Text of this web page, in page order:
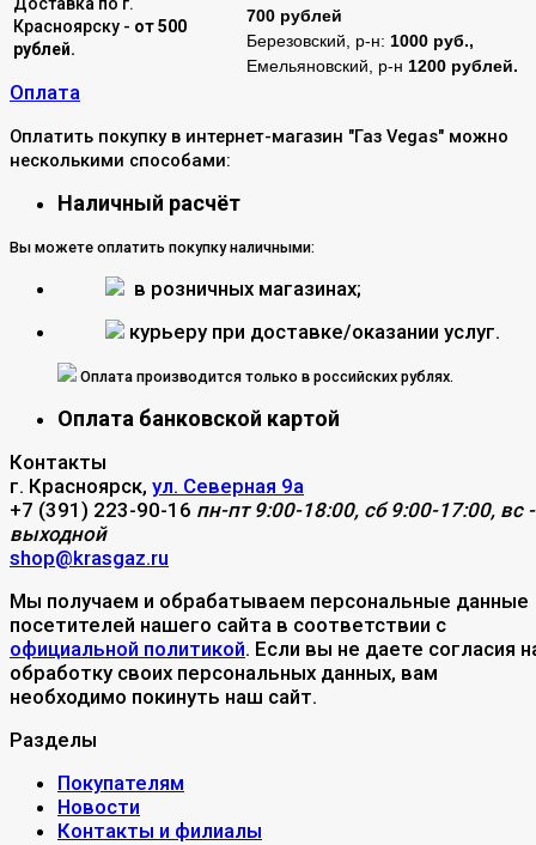
Красноярску - от 500
рублей.
700 рублей
Березовский, р-н: 1000 руб.,
Емельяновский, р-н 1200 рублей.
Оплата
Оплатить покупку в интернет-магазин "Газ Vegas" можно
несколькими способами:
Наличный расчёт
Вы можете оплатить покупку наличными:
в розничных магазинах;
курьеру при доставке/оказании услуг.
Оплата производится только в российских рублях.
Оплата банковской картой
Контакты
г. Красноярск, ул. Северная 9а
+7 (391) 223-90-16 пн-пт 9:00-18:00, сб 9:00-17:00, вс -
выходной
shop@krasgaz.ru
Мы получаем и обрабатываем персональные данные
посетителей нашего сайта в соответствии с
официальной политикой. Если вы не даете согласия
обработку своих персональных данных, вам
необходимо покинуть наш сайт.
Разделы
Покупателям
Новости
Контакты и филиалы